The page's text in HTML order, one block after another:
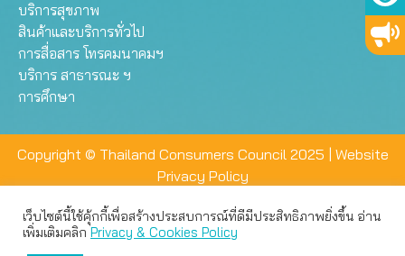
บริการสุขภาพ
สินค้าและบริการทั่วไป
การสื่อสาร โทรคมนาคมฯ
บริการ สาธารณะ ฯ
การศึกษา
Copyright © Thailand Consumers Council 2025 | Website
Privacy Policy
เว็บไซต์นี้ใช้คุ้กกี้เพื่อสร้างประสบการณ์ที่ดีมีประสิทธิภาพยิ่งขึ้น อ่าน
เพิ่มเติมคลิกPrivacy & Cookies Policy
เว็บไซต์นี้ใช้คุกกี้เพื่อมอบประสบการณ์การใช้งานที่ดีให้แก่ท่าน คุณ
สามารถเลือกตั้งค่าความเป็นส่วนตัวได้